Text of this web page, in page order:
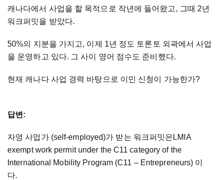
캐나다에서 사업을 할 목적으로 작년에 들어왔고, 그때 2년
워크퍼밋을 받았다.
50%의 지분을 가지고, 이제 1년 정도 토론토 외곽에서 사업
을 운영하고 있다. 그 사이 영어 점수도 준비했다.
현재 캐나다 사업 경력 바탕으로 이민 신청이 가능한가?
답변:
자영 사업가 (self-employed)가 받는 워크퍼밋은LMIA
exempt work permit under the C11 category of the
International Mobility Program (C11 – Entrepreneurs) 이
다.